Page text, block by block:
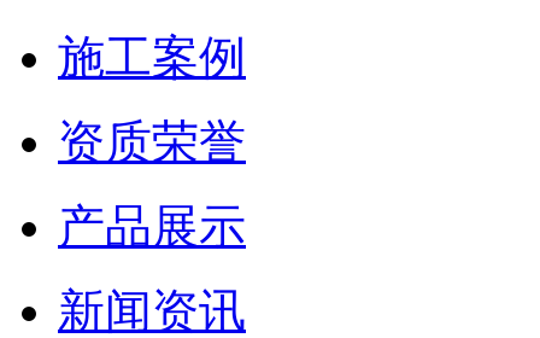
施工案例
资质荣誉
产品展示
新闻资讯